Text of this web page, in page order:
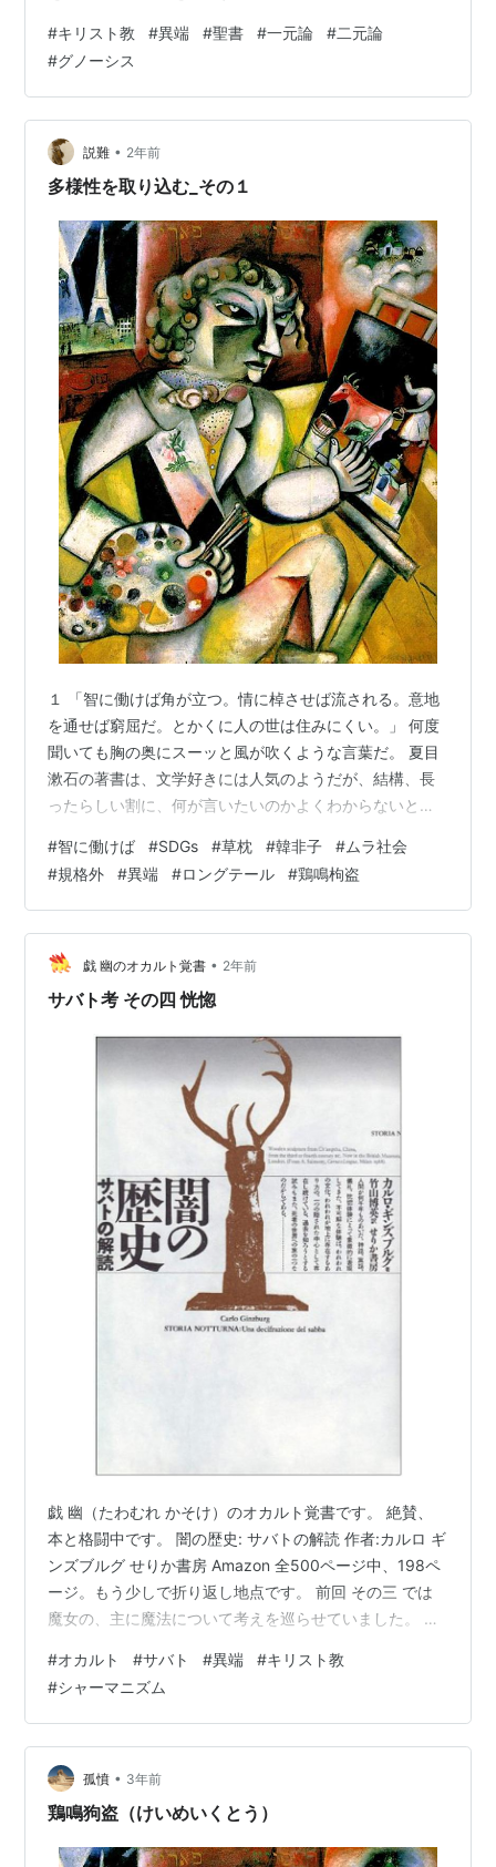
論」ではないんです。 以前も書いたかもしれませんが、
聖書の神は「一元論」なのです。 こういうことを考えた
り話題にする日本人のキリスト教徒がいないため、 「キ
リスト教は二元論だ！けしからん！」と言われても、誰
も反論できません。 しかし、今後は、聖書の神/キリスト
教 は一元論だと理解してください…
#キリスト教 #異端 #聖書 #一元論 #二元論
#グノーシス
説難 • 2年前
多様性を取り込む_その１
１ 「智に働けば角が立つ。情に棹させば流される。意地
を通せば窮屈だ。とかくに人の世は住みにくい。」 何度
聞いても胸の奥にスーッと風が吹くような言葉だ。 夏目
漱石の著書は、文学好きには人気のようだが、結構、長
ったらしい割に、何が言いたいのかよくわからないとこ
「草枕」のこの冒頭のフレーズだけは忘れたことがな
い。 発表から120年を経とうとする現代においても、人
の世の住みにくさの理由はほとんど変わっていない。ま
あ情に棹させば詐欺に会い、意地を通すほどのスペース
も無くなってしまったところは変わったか？ しかし、こ
の中で最も残念に思う人の世の悲しい所は、…
#智に働けば #SDGs #草枕 #韓非子 #ムラ社会
#規格外 #異端 #ロングテール #鶏鳴枸盗
戯 幽のオカルト覚書 • 2年前
サバト考 その四 恍惚
戯 幽（たわむれ かそけ）のオカルト覚書です。 絶賛、
本と格闘中です。 闇の歴史: サバトの解読 作者:カルロ ギ
ンズブルグ せりか書房 Amazon 全500ページ中、198ペ
ージ。もう少しで折り返し地点です。 前回 その三 では
魔女の、主に魔法について考えを巡らせていました。 サ
150ページ時点だったので50ページほど読み進めた現時
点の振り返りをしたいと思います。 この50ページで、私
が気になったワードは「恍惚」。 例えば本の160-161ペ
ージは ［地図3］ヨーロッパのシャーマニズムを背景と
する信仰、神話、儀礼 主として女性神に…
#オカルト #サバト #異端 #キリスト教
#シャーマニズム
孤憤 • 3年前
鶏鳴狗盗（けいめいくとう）